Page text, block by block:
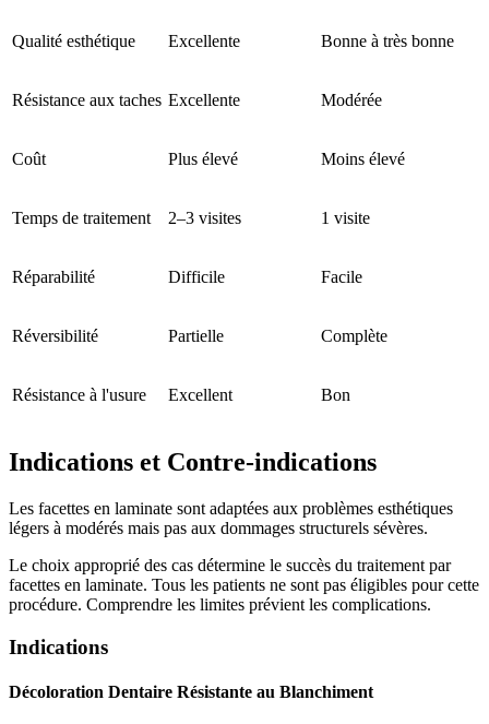
Qualité esthétique Excellente Bonne à très bonne
Résistance aux taches Excellente Modérée
Coût Plus élevé Moins élevé
Temps de traitement 2–3 visites 1 visite
Réparabilité Difficile Facile
Réversibilité Partielle Complète
Résistance à l'usure Excellent Bon
Indications et Contre-indications
Les facettes en laminate sont adaptées aux problèmes esthétiques
légers à modérés mais pas aux dommages structurels sévères.
Le choix approprié des cas détermine le succès du traitement par
facettes en laminate. Tous les patients ne sont pas éligibles pour cette
procédure. Comprendre les limites prévient les complications.
Indications
Décoloration Dentaire Résistante au Blanchiment